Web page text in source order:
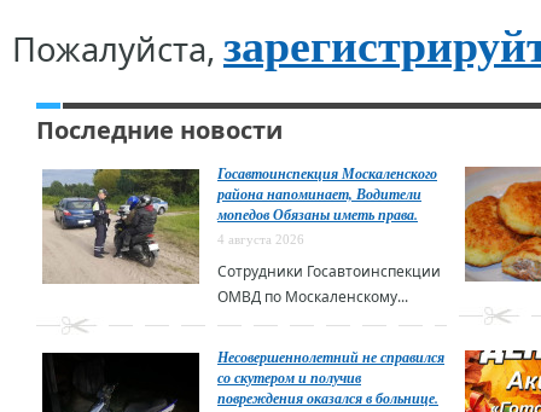
Пожалуйста,
Последние новости
Госавтоинспекция Москаленского
района напоминает, Водители
мопедов Обязаны иметь права.
4 августа 2026
Сотрудники Госавтоинспекции
ОМВД по Москаленскому...
Несовершеннолетний не справился
со скутером и получив
повреждения оказался в больнице.